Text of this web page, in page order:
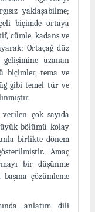
yaklaşabilme;
biçimde ortaya
cümle, kadans ve
Ortaçağ düz
uzanan
biçimler, tema ve
gibi temel tür ve
çok sayıda
bölümü kolay
birlikte dönem
Amaç
bir düşünme
çözümleme
anlatım dili